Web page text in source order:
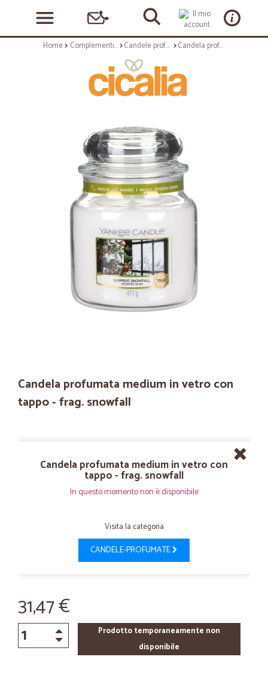
Home Complementi arredo Candele profumate Candela profumata medium in vetro con tappo - frag. snowfall
Candela profumata medium in vetro con
tappo - frag. snowfall
Candela profumata medium in vetro con
tappo - frag. snowfall
In questo momento non è disponibile
Visita la categoria
CANDELE-PROFUMATE
31,47 €
Prodotto temporaneamente non
disponibile